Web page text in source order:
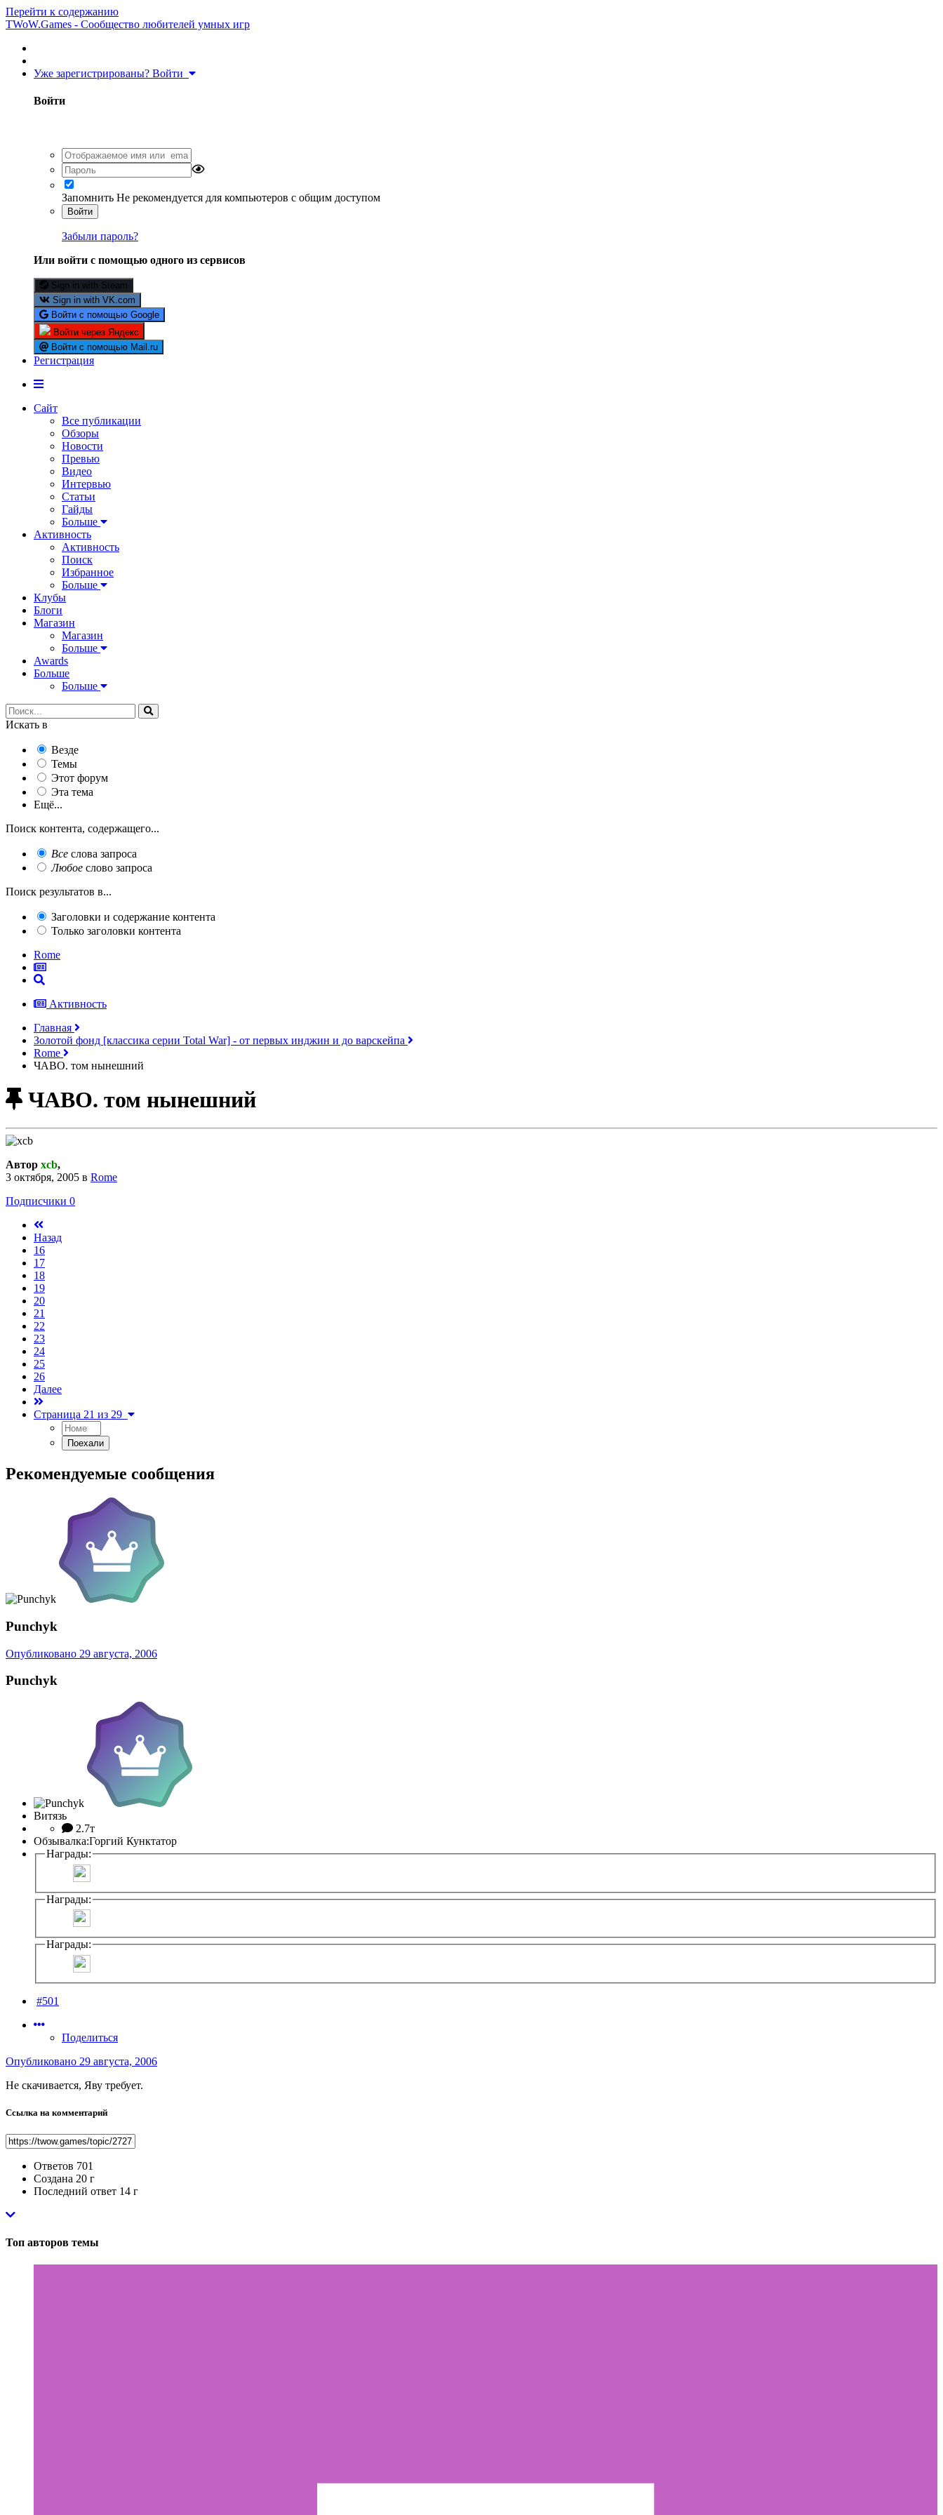
Перейти к содержанию
TWoW.Games - Сообщество любителей умных игр
Уже зарегистрированы? Войти
Войти
Запомнить Не рекомендуется для компьютеров с общим доступом
Войти
Забыли пароль?
Или войти с помощью одного из сервисов
Sign in with Steam
Sign in with VK.com
Войти с помощью Google
Войти через Яндекс
Войти с помощью Mail.ru
Регистрация
Сайт
Все публикации
Обзоры
Новости
Превью
Видео
Интервью
Статьи
Гайды
Больше
Активность
Активность
Поиск
Избранное
Больше
Клубы
Блоги
Магазин
Магазин
Больше
Awards
Больше
Больше
Искать в
Везде
Темы
Этот форум
Эта тема
Ещё...
Поиск контента, содержащего...
Все слова запроса
Любое слово запроса
Поиск результатов в...
Заголовки и содержание контента
Только заголовки контента
Rome
Активность
Главная
Золотой фонд [классика серии Total War] - от первых инджин и до варскейпа
Rome
ЧАВО. том нынешний
ЧАВО. том нынешний
Автор xcb,
3 октября, 2005 в Rome
Подписчики 0
Назад
16
17
18
19
20
21
22
23
24
25
26
Далее
Страница 21 из 29
Рекомендуемые сообщения
Punchyk
Опубликовано 29 августа, 2006
Punchyk
Витязь
2.7т
Обзывалка:Горгий Кунктатор
Награды:
Награды:
Награды:
#501
Поделиться
Опубликовано 29 августа, 2006
Не скачивается, Яву требует.
Ссылка на комментарий
Ответов 701
Создана 20 г
Последний ответ 14 г
Топ авторов темы